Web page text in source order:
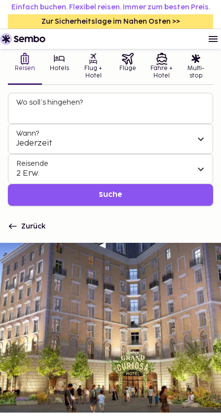
Einfach buchen. Flexibel reisen. Immer zum besten Preis.
Zur Sicherheitslage im Nahen Osten >>
Reisen Hotels
Flug +
Hotel
Flüge
Fähre +
Hotel
Multi-
stop
Wo soll’s hingehen?
Wann?
Jederzeit
Reisende
2 Erw.
Suche
Zurück